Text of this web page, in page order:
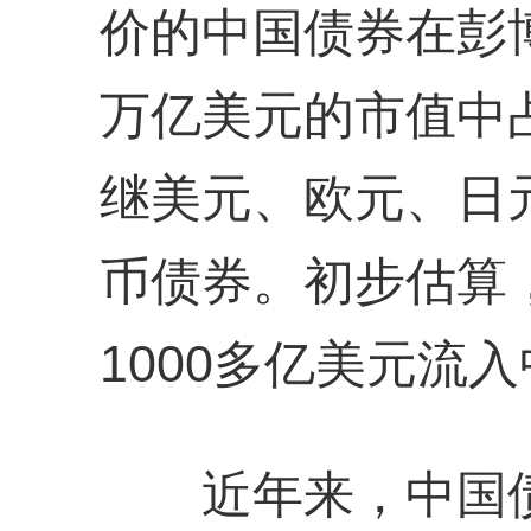
价的中国债券在彭
万亿美元的市值中
继美元、欧元、日
币债券。初步估算
1000多亿美元流
近年来，中国